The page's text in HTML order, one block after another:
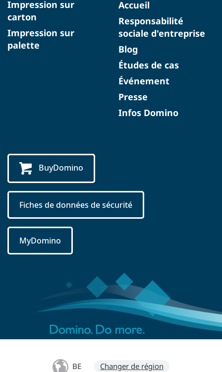
Impression sur
carton
Impression sur
palette
Accueil
Responsabilité
sociale d'entreprise
Blog
Études de cas
Événement
Presse
Infos Domino
BuyDomino
Fiches de données de sécurité
MyDomino
BE Changer de région